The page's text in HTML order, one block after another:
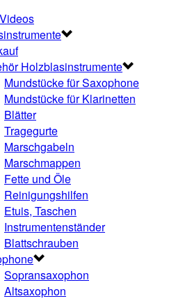
Holzblasinstrumente
Mundstücke für Saxophone
Mundstücke für Klarinetten
Blätter
Tragegurte
Marschgabeln
Marschmappen
Fette und Öle
Reinigungshilfen
Etuis, Taschen
Instrumentenständer
Blattschrauben
Sopransaxophon
Altsaxophon